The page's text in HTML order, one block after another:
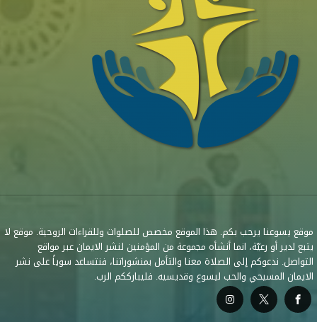
موقع يسوعنا يرحب بكم. هذا الموقع مخصص للصلوات وللقراءات الروحية. موقع لا
يتبع لدير أو رعيّة، انما أنشأه مجموعة من المؤمنين لنشر الايمان عبر مواقع
التواصل. ندعوكم إلى الصلاة معنا والتأمل بمنشوراتنا، فنتساعد سوياً على نشر
الايمان المسيحي والحب ليسوع وقديسيه. فليبارككم الرب.